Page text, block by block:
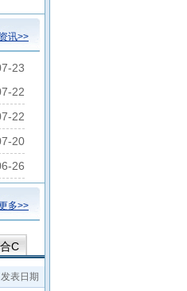
讯>>
23
22
22
20
26
多>>
C
发表日期